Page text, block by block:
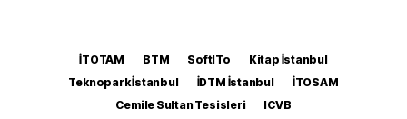
İTOTAM BTM SoftITo
Kitap İstanbul
Teknopark İstanbul
İDTM İstanbul
İTOSAM
Cemile Sultan Tesisleri
ICVB